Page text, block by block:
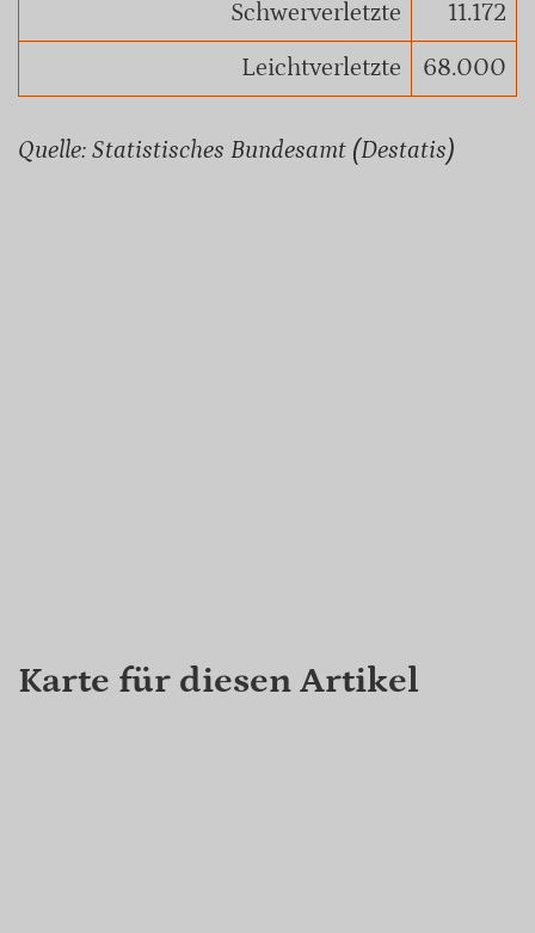
Schwerverletzte
11.172
Leichtverletzte
68.000
Quelle: Statistisches Bundesamt (Destatis)
Karte für diesen Artikel